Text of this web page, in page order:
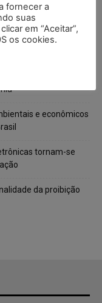
entre tutela
e econômicos
tornam-se
da proibição
fornecer a
suas
em “Aceitar”,
os cookies.